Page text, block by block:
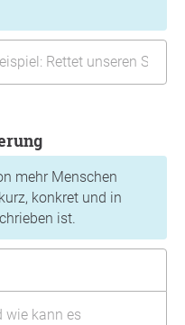
mehr Menschen
konkret und in
ist.